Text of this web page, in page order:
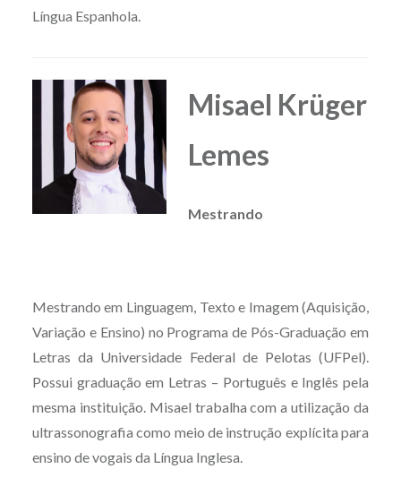
Língua Espanhola.
Misael Krüger
Lemes
Mestrando
Mestrando em Linguagem, Texto e Imagem (Aquisição,
Variação e Ensino) no Programa de Pós-Graduação em
Letras da Universidade Federal de Pelotas (UFPel).
Possui graduação em Letras – Português e Inglês pela
mesma instituição. Misael trabalha com a utilização da
ultrassonografia como meio de instrução explícita para
ensino de vogais da Língua Inglesa.